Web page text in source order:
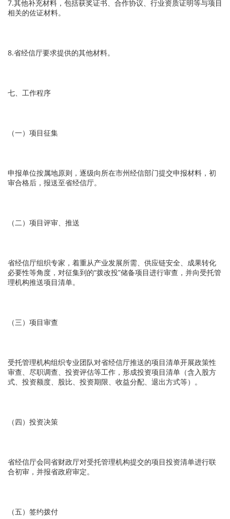
7.其他补充材料，包括获奖证书、合作协议、行业资质证明等与项目
相关的佐证材料。
8.省经信厅要求提供的其他材料。
七、工作程序
（一）项目征集
申报单位按属地原则，逐级向所在市州经信部门提交申报材料，初
审合格后，报送至省经信厅。
（二）项目评审、推送
省经信厅组织专家，着重从产业发展所需、供应链安全、成果转化
必要性等角度，对征集到的“拨改投”储备项目进行审查，并向受托管
理机构推送项目清单。
（三）项目审查
受托管理机构组织专业团队对省经信厅推送的项目清单开展政策性
审查、尽职调查、投资评估等工作，形成投资项目清单（含入股方
式、投资额度、股比、投资期限、收益分配、退出方式等）。
（四）投资决策
省经信厅会同省财政厅对受托管理机构提交的项目投资清单进行联
合初审，并报省政府审定。
（五）签约拨付